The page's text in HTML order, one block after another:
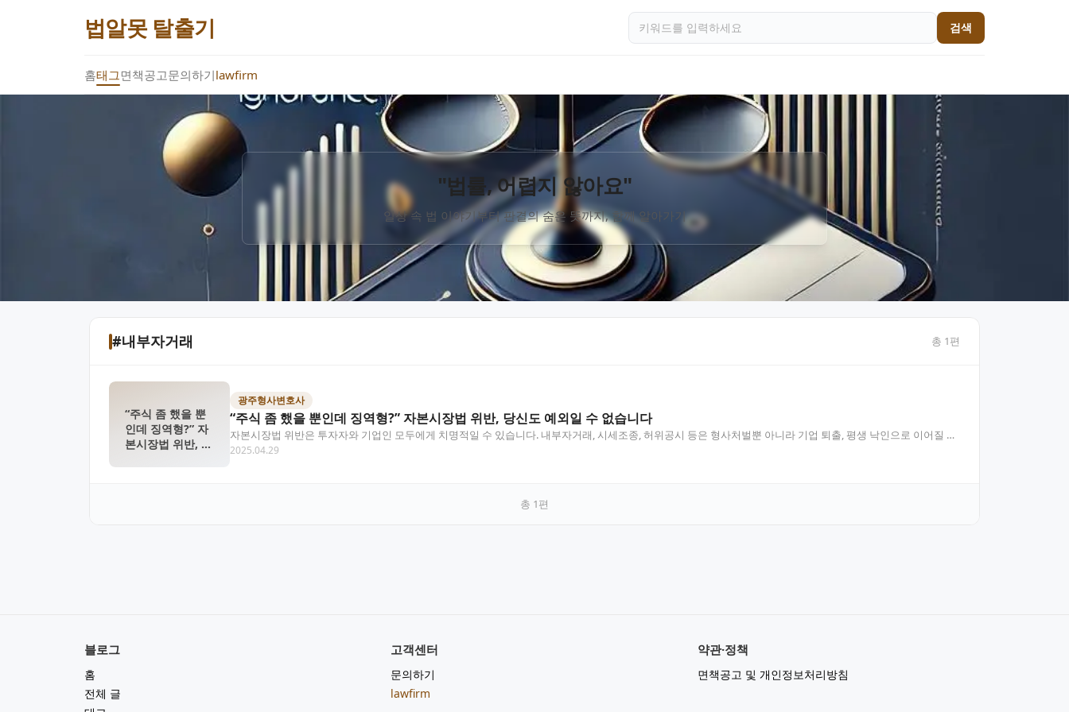
법알못 탈출기 검색
홈태그면책공고문의하기lawfirm
"법률, 어렵지 않아요"
일상 속 법 이야기부터 판결의 숨은 뜻까지, 함께 알아가기
#내부자거래 총 1편
“주식 좀 했을 뿐
인데 징역형?” 자
본시장법 위반, 당
광주형사변호사
“주식 좀 했을 뿐인데 징역형?” 자본시장법 위반, 당신도 예외일 수 없습니다
자본시장법 위반은 투자자와 기업인 모두에게 치명적일 수 있습니다. 내부자거래, 시세조종, 허위공시 등은 형사처벌뿐 아니라 기업 퇴출, 평생 낙인으로 이어질 수
있습니다. 이 글에서…
2025.04.29
총 1편
블로그
홈
전체 글
고객센터
문의하기
lawfirm
약관·정책
면책공고 및 개인정보처리방침